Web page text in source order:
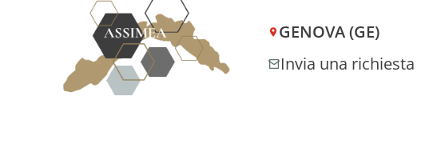
GENOVA (GE)
Invia una richiesta